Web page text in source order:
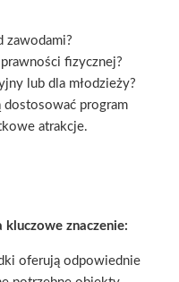
zawodami?
fizycznej?
lub dla młodzieży?
program
atrakcje.
znaczenie:
oferują odpowiednie